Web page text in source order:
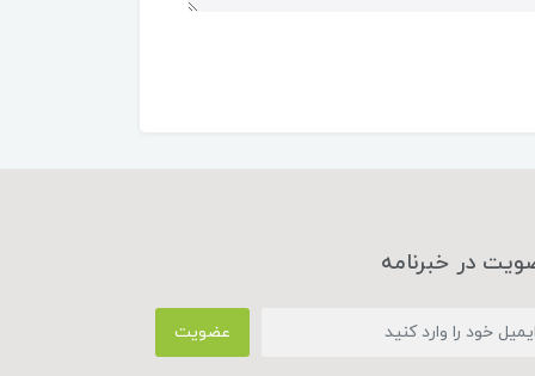
در خبرنامه
عضویت